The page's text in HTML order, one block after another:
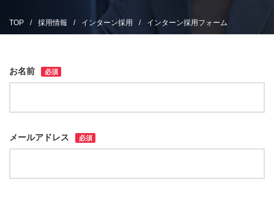
TOP 採用情報 インターン採用 インターン採用フォーム
お名前 必須
メールアドレス 必須